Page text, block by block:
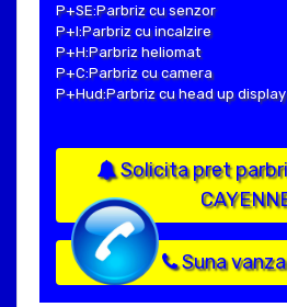
P+SE:Parbriz cu senzor
P+I:Parbriz cu incalzire
P+H:Parbriz heliomat
P+C:Parbriz cu camera
P+Hud:Parbriz cu head up display
Solicita pret
Suna